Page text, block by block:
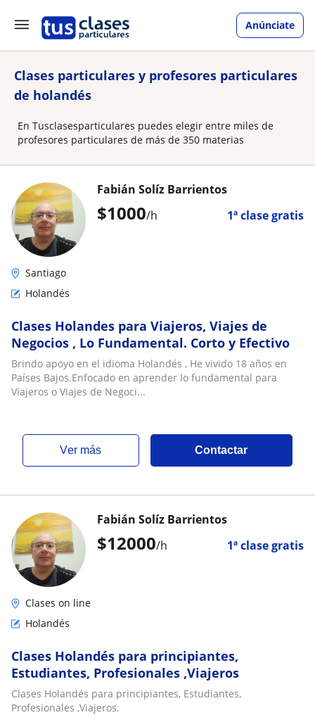
Anúnciate
Clases particulares y profesores particulares
de holandés
En Tusclasesparticulares puedes elegir entre miles de
profesores particulares de más de 350 materias
$1000/h 1ª clase gratis
Fabián Solíz Barrientos
Santiago
Holandés
Clases Holandes para Viajeros, Viajes de
Negocios , Lo Fundamental. Corto y Efectivo
Brindo apoyo en el idioma Holandés , He vivido 18 años en
Países Bajos.Enfocado en aprender lo fundamental para
Viajeros o Viajes de Negoci...
ver más Contactar
$12000/h 1ª clase gratis
Fabián Solíz Barrientos
Clases on line
Holandés
Clases Holandés para principiantes,
Estudiantes, Profesionales ,Viajeros
Clases Holandés para principiantes, Estudiantes,
Profesionales ,Viajeros.